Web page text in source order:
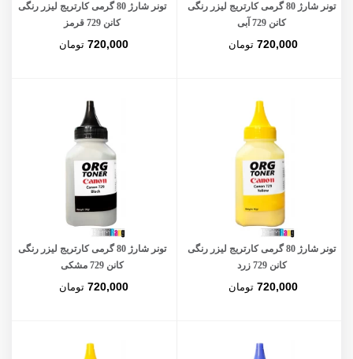
تونر شارژ 80 گرمی کارتریج لیزر رنگی
کانن 729 آبی
720,000 تومان
تونر شارژ 80 گرمی کارتریج لیزر رنگی
کانن 729 قرمز
720,000 تومان
تونر شارژ 80 گرمی کارتریج لیزر رنگی
کانن 729 زرد
720,000 تومان
تونر شارژ 80 گرمی کارتریج لیزر رنگی
کانن 729 مشکی
720,000 تومان